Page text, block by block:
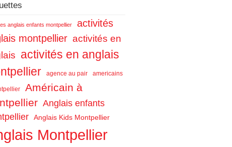
anglais enfants montpellier
activités
montpellier activités en
activités en anglais
agence au pair americains
Américain à
Anglais enfants
Anglais Kids Montpellier
Montpellier